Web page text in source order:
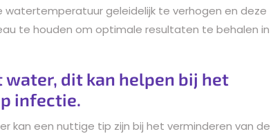
watertemperatuur geleidelijk te verhogen en deze
te houden om optimale resultaten te behalen in
water, dit kan helpen bij het
infectie.
kan een nuttige tip zijn bij het verminderen van de